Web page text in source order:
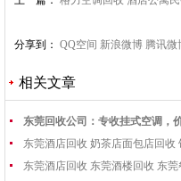
分享到： QQ空间 新浪微博 腾讯微
相关文章
东莞回收公司：专收挂式空调，
东莞酒店回收 奶茶店面包店回收
东莞酒店回收 东莞酒楼回收 东